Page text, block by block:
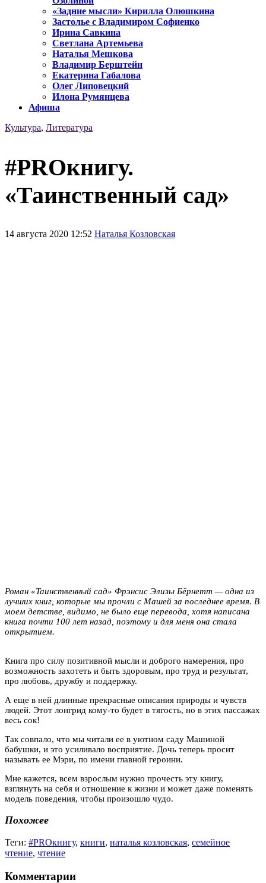
«Задние мысли» Кирилла Олюшкина
Застолье с Владимиром Софиенко
Ирина Савкина
Светлана Артемьева
Наталья Мешкова
Владимир Берштейн
Екатерина Габалова
Олег Липовецкий
Илона Румянцева
Афиша
Культура, Литература
#PROкнигу.
«Таинственный сад»
14 августа 2020 12:52 Наталья Козловская
Роман «Таинственный сад» Фрэнсис Элизы Бёрнетт — одна из
лучших книг, которые мы прочли с Машей за последнее время. В
моем детстве, видимо, не было еще перевода, хотя написана
книга почти 100 лет назад, поэтому и для меня она стала
открытием.
Книга про силу позитивной мысли и доброго намерения, про
возможность захотеть и быть здоровым, про труд и результат,
про любовь, дружбу и поддержку.
А еще в ней длинные прекрасные описания природы и чувств
людей. Этот лонгрид кому-то будет в тягость, но в этих пассажах
весь сок!
Так совпало, что мы читали ее в уютном саду Машиной
бабушки, и это усиливало восприятие. Дочь теперь просит
называть ее Мэри, по имени главной героини.
Мне кажется, всем взрослым нужно прочесть эту книгу,
взглянуть на себя и отношение к жизни и может даже поменять
модель поведения, чтобы произошло чудо.
Похожее
Теги: #PROкнигу, книги, наталья козловская, семейное
чтение, чтение
Комментарии